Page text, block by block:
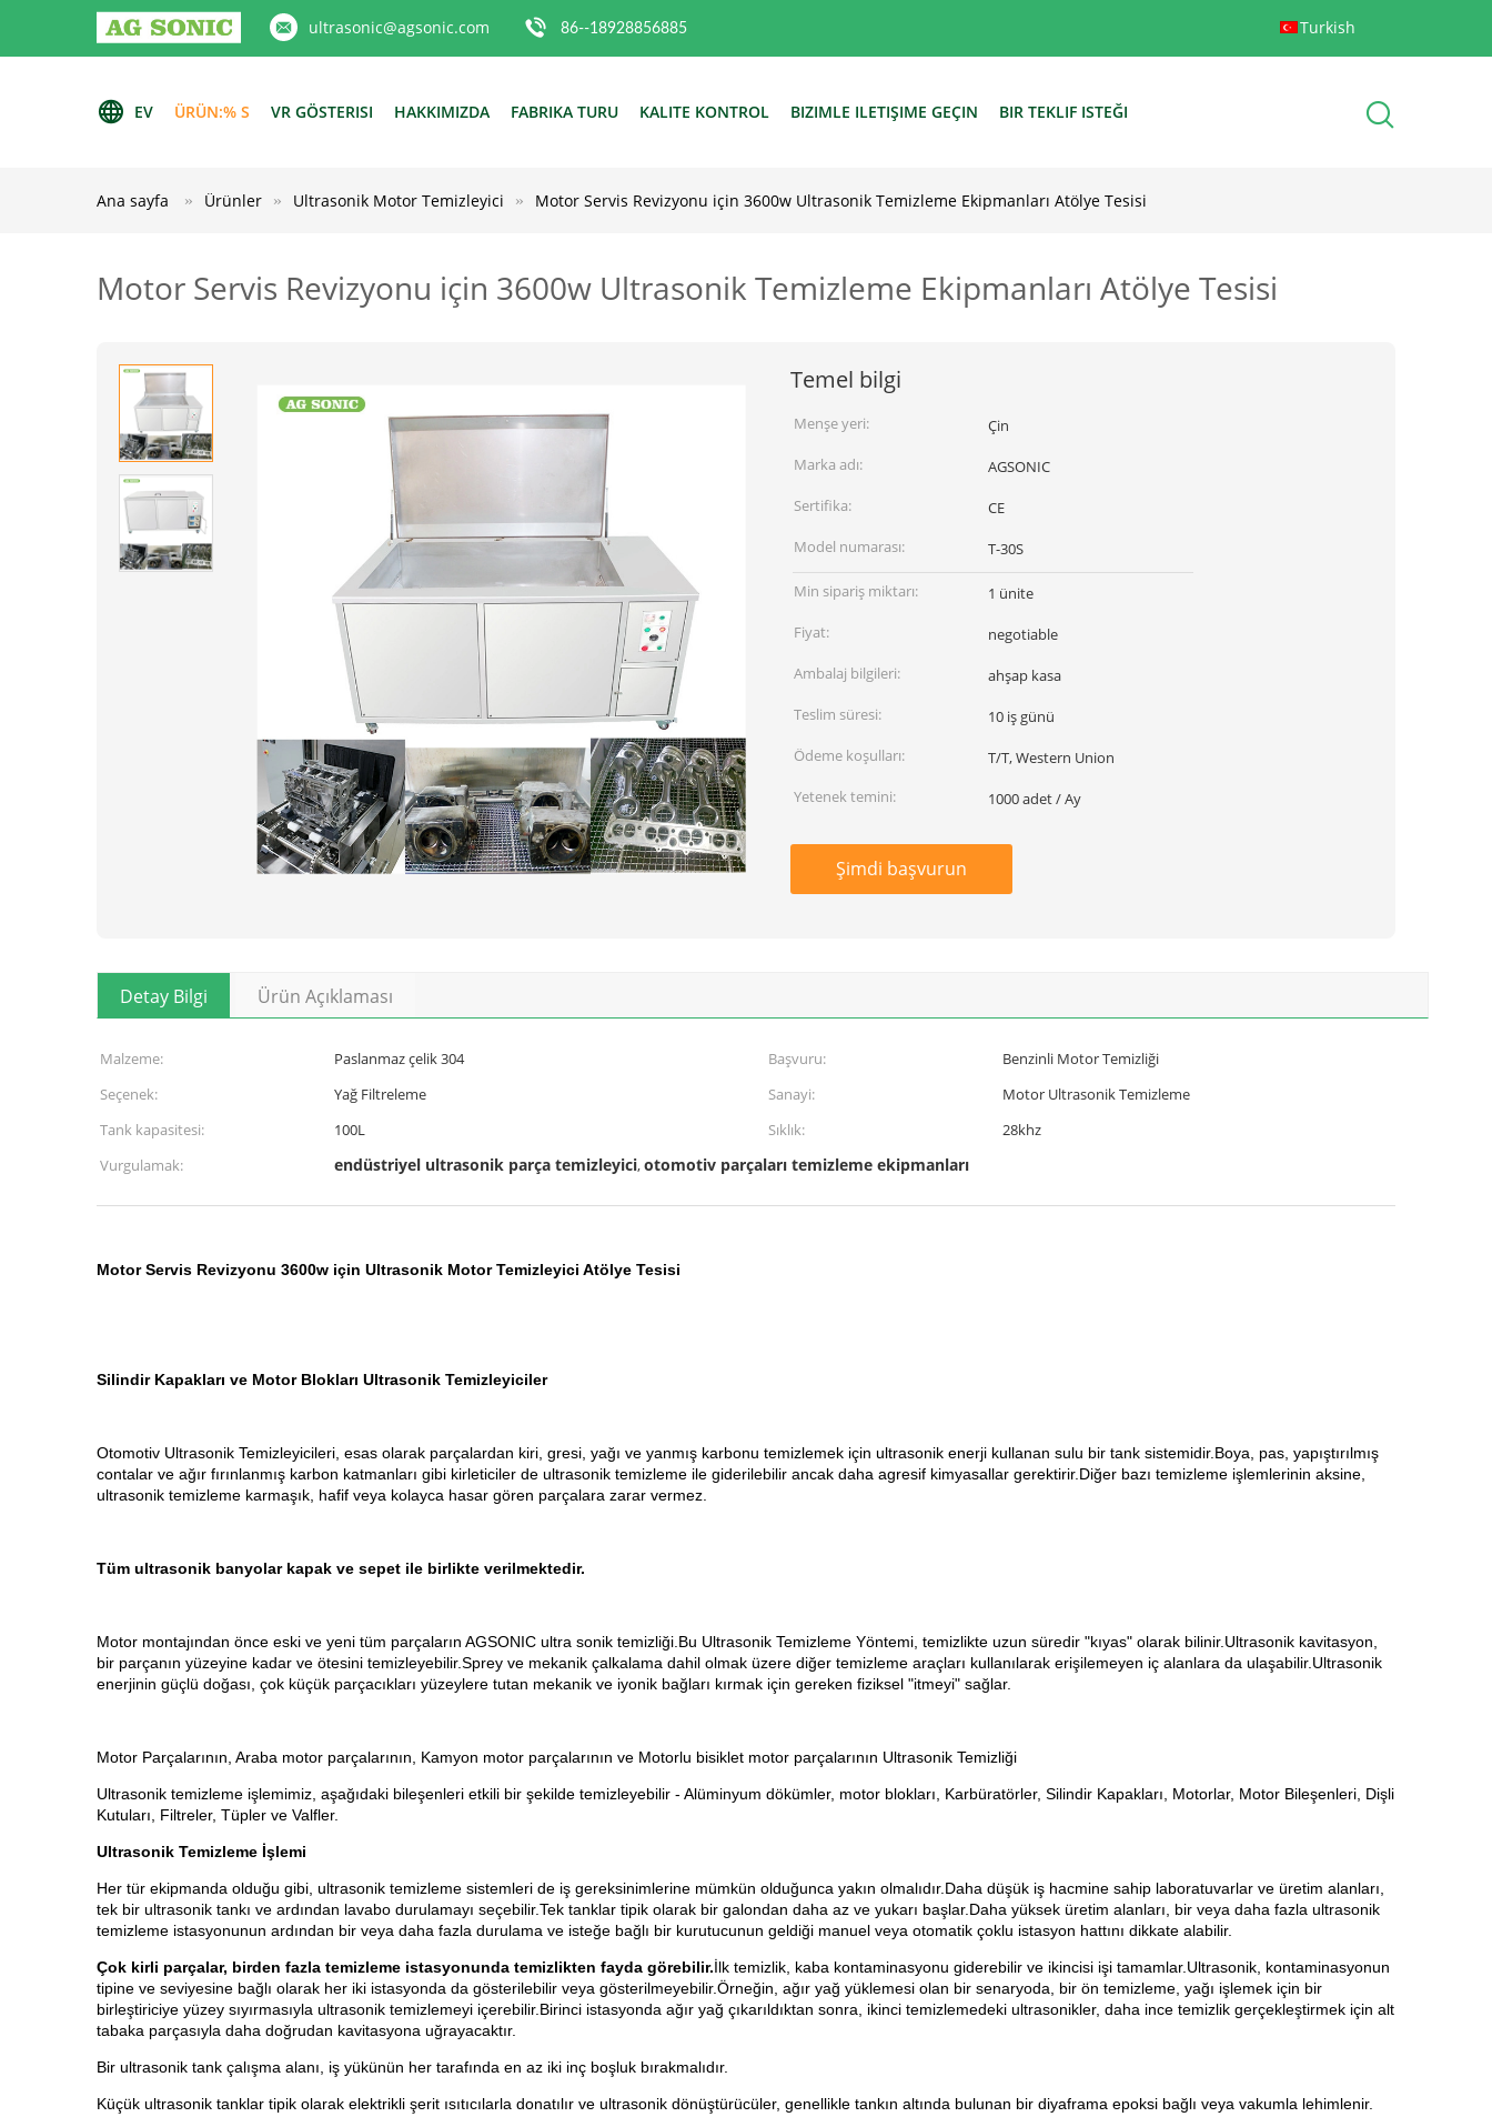
ultrasonic@agsonic.com 86--18928856885 Turkish
EV ÜRÜN:% S VR GÖSTERISI HAKKIMIZDA FABRIKA TURU KALITE KONTROL BIZIMLE ILETIŞIME GEÇIN BIR TEKLIF ISTEĞI
Ana sayfa Ürünler Ultrasonik Motor Temizleyici Motor Servis Revizyonu için 3600w Ultrasonik Temizleme Ekipmanları Atölye Tesisi
Motor Servis Revizyonu için 3600w Ultrasonik Temizleme Ekipmanları Atölye Tesisi
Temel bilgi
Menşe yeri:
Çin
Marka adı:
AGSONIC
Sertifika:
CE
Model numarası:
T-30S
Min sipariş miktarı:
1 ünite
Fiyat:
negotiable
Ambalaj bilgileri:
ahşap kasa
Teslim süresi:
10 iş günü
Ödeme koşulları:
T/T, Western Union
Yetenek temini:
1000 adet / Ay
Şimdi başvurun
Detay Bilgi Ürün Açıklaması
Malzeme: Paslanmaz çelik 304 Başvuru:
Benzinli Motor Temizliği
Seçenek:
Yağ Filtreleme Sanayi:
Motor Ultrasonik Temizleme
Tank kapasitesi:
100L Sıklık:
28khz
Vurgulamak:
endüstriyel ultrasonik parça temizleyici,otomotiv parçaları temizleme ekipmanları
Motor Servis Revizyonu 3600w için Ultrasonik Motor Temizleyici Atölye Tesisi
Silindir Kapakları ve Motor Blokları Ultrasonik Temizleyiciler
Otomotiv Ultrasonik Temizleyicileri, esas olarak parçalardan kiri, gresi, yağı ve yanmış karbonu temizlemek için ultrasonik enerji kullanan sulu bir tank sistemidir.Boya, pas, yapıştırılmış
contalar ve ağır fırınlanmış karbon katmanları gibi kirleticiler de ultrasonik temizleme ile giderilebilir ancak daha agresif kimyasallar gerektirir.Diğer bazı temizleme işlemlerinin aksine,
ultrasonik temizleme karmaşık, hafif veya kolayca hasar gören parçalara zarar vermez.
Tüm ultrasonik banyolar kapak ve sepet ile birlikte verilmektedir.
Motor montajından önce eski ve yeni tüm parçaların AGSONIC ultra sonik temizliği.Bu Ultrasonik Temizleme Yöntemi, temizlikte uzun süredir "kıyas" olarak bilinir.Ultrasonik kavitasyon,
bir parçanın yüzeyine kadar ve ötesini temizleyebilir.Sprey ve mekanik çalkalama dahil olmak üzere diğer temizleme araçları kullanılarak erişilemeyen iç alanlara da ulaşabilir.Ultrasonik
enerjinin güçlü doğası, çok küçük parçacıkları yüzeylere tutan mekanik ve iyonik bağları kırmak için gereken fiziksel "itmeyi" sağlar.
Motor Parçalarının, Araba motor parçalarının, Kamyon motor parçalarının ve Motorlu bisiklet motor parçalarının Ultrasonik Temizliği
Ultrasonik temizleme işlemimiz, aşağıdaki bileşenleri etkili bir şekilde temizleyebilir - Alüminyum dökümler, motor blokları, Karbüratörler, Silindir Kapakları, Motorlar, Motor Bileşenleri, Dişli
Kutuları, Filtreler, Tüpler ve Valfler.
Ultrasonik Temizleme İşlemi
Her tür ekipmanda olduğu gibi, ultrasonik temizleme sistemleri de iş gereksinimlerine mümkün olduğunca yakın olmalıdır.Daha düşük iş hacmine sahip laboratuvarlar ve üretim alanları,
tek bir ultrasonik tankı ve ardından lavabo durulamayı seçebilir.Tek tanklar tipik olarak bir galondan daha az ve yukarı başlar.Daha yüksek üretim alanları, bir veya daha fazla ultrasonik
temizleme istasyonunun ardından bir veya daha fazla durulama ve isteğe bağlı bir kurutucunun geldiği manuel veya otomatik çoklu istasyon hattını dikkate alabilir.
Çok kirli parçalar, birden fazla temizleme istasyonunda temizlikten fayda görebilir.İlk temizlik, kaba kontaminasyonu giderebilir ve ikincisi işi tamamlar.Ultrasonik, kontaminasyonun
tipine ve seviyesine bağlı olarak her iki istasyonda da gösterilebilir veya gösterilmeyebilir.Örneğin, ağır yağ yüklemesi olan bir senaryoda, bir ön temizleme, yağı işlemek için bir
birleştiriciye yüzey sıyırmasıyla ultrasonik temizlemeyi içerebilir.Birinci istasyonda ağır yağ çıkarıldıktan sonra, ikinci temizlemedeki ultrasonikler, daha ince temizlik gerçekleştirmek için alt
tabaka parçasıyla daha doğrudan kavitasyona uğrayacaktır.
Bir ultrasonik tank çalışma alanı, iş yükünün her tarafında en az iki inç boşluk bırakmalıdır.
Küçük ultrasonik tanklar tipik olarak elektrikli şerit ısıtıcılarla donatılır ve ultrasonik dönüştürücüler, genellikle tankın altında bulunan bir diyaframa epoksi bağlı veya vakumla lehimlenir.